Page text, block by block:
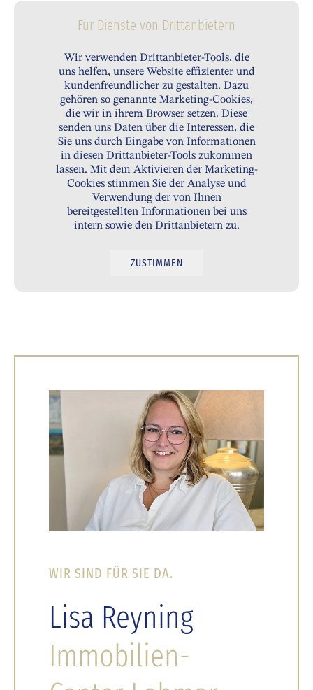
Für Dienste von Drittanbietern
Wir verwenden Drittanbieter-Tools, die
uns helfen, unsere Website effizienter und
kundenfreundlicher zu gestalten. Dazu
gehören so genannte Marketing-Cookies,
die wir in ihrem Browser setzen. Diese
senden uns Daten über die Interessen, die
Sie uns durch Eingabe von Informationen
in diesen Drittanbieter-Tools zukommen
lassen. Mit dem Aktivieren der Marketing-
Cookies stimmen Sie der Analyse und
Verwendung der von Ihnen
bereitgestellten Informationen bei uns
intern sowie den Drittanbietern zu.
ZUSTIMMEN
WIR SIND FÜR SIE DA.
Lisa Reyning
Immobilien-